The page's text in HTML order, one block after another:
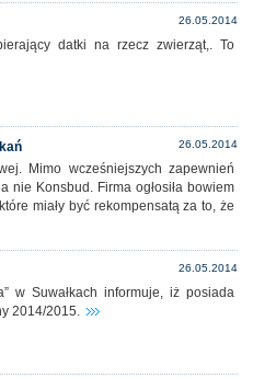
26.05.2014
datki na rzecz zwierząt,. To
26.05.2014
Mimo wcześniejszych zapewnień
nie Konsbud. Firma ogłosiła bowiem
miały być rekompensatą za to, że
26.05.2014
w Suwałkach informuje, iż posiada
2014/2015.